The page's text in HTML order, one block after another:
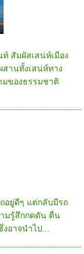
สัมผัสเสน่ห์เมือง
านทั้งเสน่ห์ทาง
ของธรรมชาติ
อยู่ดีๆ แต่กลับมีรถ
มรู้สึกกดดัน ตื่น
อาจนำไป...